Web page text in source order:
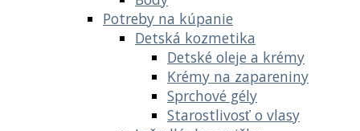
Potreby na kúpanie
Detská kozmetika
Detské oleje a krémy
Krémy na zapareniny
Sprchové gély
Starostlivosť o vlasy